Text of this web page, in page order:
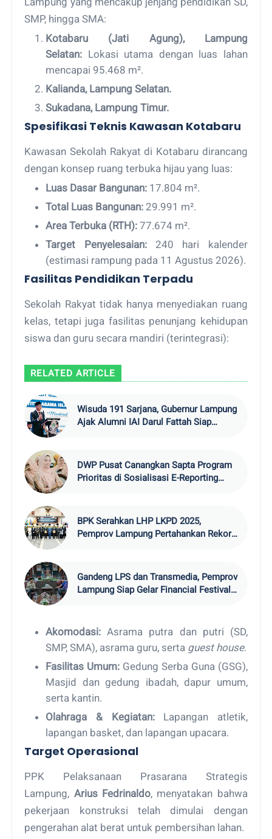
SMP, hingga SMA:
Kotabaru (Jati Agung), Lampung
Selatan: Lokasi utama dengan luas lahan
mencapai 95.468 m².
Kalianda, Lampung Selatan.
Sukadana, Lampung Timur.
Spesifikasi Teknis Kawasan Kotabaru
Kawasan Sekolah Rakyat di Kotabaru dirancang
dengan konsep ruang terbuka hijau yang luas:
Luas Dasar Bangunan: 17.804 m².
Total Luas Bangunan: 29.991 m².
Area Terbuka (RTH): 77.674 m².
Target Penyelesaian:240 hari kalender
(estimasi rampung pada 11 Agustus 2026).
Fasilitas Pendidikan Terpadu
Sekolah Rakyat tidak hanya menyediakan ruang
kelas, tetapi juga fasilitas penunjang kehidupan
siswa dan guru secara mandiri (terintegrasi):
RELATED ARTICLE
Wisuda 191 Sarjana, Gubernur Lampung
Ajak Alumni IAI Darul Fattah Siap
DWP Pusat Canangkan Sapta Program
Prioritas di Sosialisasi E-Reporting
BPK Serahkan LHP LKPD 2025,
Pemprov Lampung Pertahankan Rekor
Gandeng LPS dan Transmedia, Pemprov
Lampung Siap Gelar Financial Festival
Akomodasi: Asrama putra dan putri (SD,
SMP, SMA), asrama guru, serta guest house.
Fasilitas Umum: Gedung Serba Guna (GSG),
Masjid dan gedung ibadah, dapur umum,
serta kantin.
Olahraga & Kegiatan:Lapangan atletik,
lapangan basket, dan lapangan upacara.
Target Operasional
PPK Pelaksanaan Prasarana Strategis
Lampung, Arius Fedrinaldo, menyatakan bahwa
pekerjaan konstruksi telah dimulai dengan
pengerahan alat berat untuk pembersihan lahan.